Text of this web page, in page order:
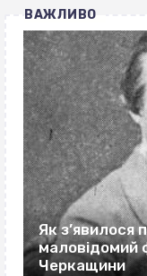
ВАЖЛИВО
Як з’явилося
маловідомий
Черкащини